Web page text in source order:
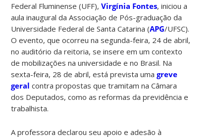
Federal Fluminense (UFF),Virgínia Fontes, iniciou a
aula inaugural da Associação de Pós-graduação da
Universidade Federal de Santa Catarina (APG/UFSC).
O evento, que ocorreu na segunda-feira, 24 de abril,
no auditório da reitoria, se insere em um contexto
de mobilizações na universidade e no Brasil. Na
sexta-feira, 28 de abril, está prevista umagreve
geral contra propostas que tramitam na Câmara
dos Deputados, como as reformas da previdência e
trabalhista.
A professora declarou seu apoio e adesão à